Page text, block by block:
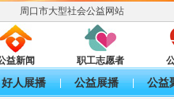
周口市大型社会公益网站
益新闻 职工志愿者
好人展播 | 公益展播 |
公益